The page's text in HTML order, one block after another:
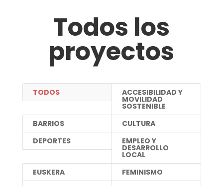
Todos los
proyectos
TODOS ACCESIBILIDAD Y
MOVILIDAD
SOSTENIBLE
BARRIOS
CULTURA
DEPORTES
EMPLEO Y
DESARROLLO
LOCAL
EUSKERA
FEMINISMO